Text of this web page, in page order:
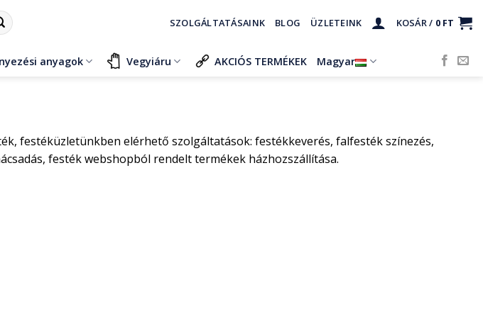
SZOLGÁLTATÁSAINK BLOG ÜZLETEINK KOSÁR / 0 FT
anyagok Vegyiáru AKCIÓS TERMÉKEK Magyar
festéküzletünkben elérhető szolgáltatások: festékkeverés, falfesték színezés,
festék webshopból rendelt termékek házhozszállítása.